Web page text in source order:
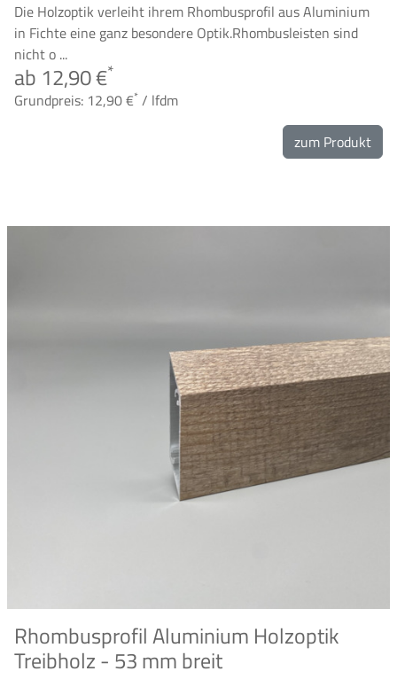
Die Holzoptik verleiht ihrem Rhombusprofil aus Aluminium
in Fichte eine ganz besondere Optik.Rhombusleisten sind
nicht o ...
ab 12,90 €*
Grundpreis: 12,90 €* / lfdm
zum Produkt
Rhombusprofil Aluminium Holzoptik
Treibholz - 53 mm breit